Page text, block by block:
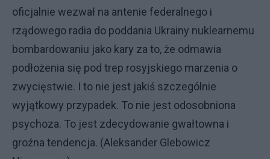
oficjalnie wezwał na antenie federalnego i
rządowego radia do poddania Ukrainy nuklearnemu
bombardowaniu jako kary za to, że odmawia
podłożenia się pod trep rosyjskiego marzenia o
zwycięstwie. I to nie jest jakiś szczególnie
wyjątkowy przypadek. To nie jest odosobniona
psychoza. To jest zdecydowanie gwałtowna i
groźna tendencja. (Aleksander Glebowicz